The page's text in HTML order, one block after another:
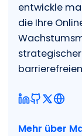
entwickle
die Ihre
strategischer
Mehr über